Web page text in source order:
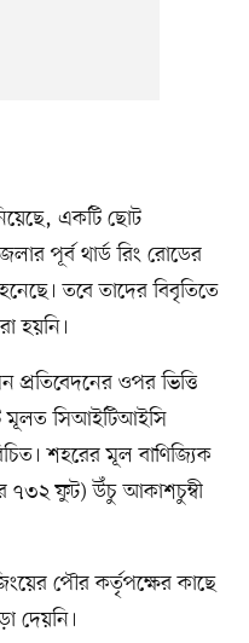
একটি ছোট
পূর্ব থার্ড রিং রোডের
তবে তাদের বিবৃতিতে
হয়নি।
প্রতিবেদনের ওপর ভিত্তি
মূলত সিআইটিআইসি
শহরের মূল বাণিজ্যিক
৭৩২ ফুট) উঁচু আকাশচুম্বী
পৌর কর্তৃপক্ষের কাছে
দেয়নি।